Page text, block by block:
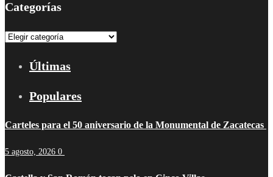
Categorías
Categorías
Últimas
Populares
Carteles para el 50 aniversario de la Monumental de Zacatecas
5 agosto, 2026 0